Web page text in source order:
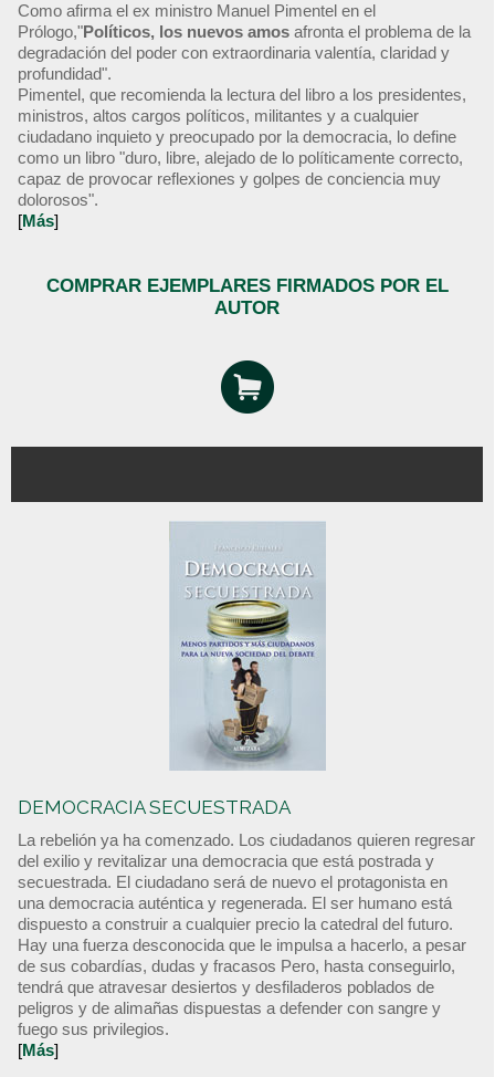
Como afirma el ex ministro Manuel Pimentel en el
Prólogo,"Políticos, los nuevos amos afronta el problema de la
degradación del poder con extraordinaria valentía, claridad y
profundidad".
Pimentel, que recomienda la lectura del libro a los presidentes,
ministros, altos cargos políticos, militantes y a cualquier
ciudadano inquieto y preocupado por la democracia, lo define
como un libro "duro, libre, alejado de lo políticamente correcto,
capaz de provocar reflexiones y golpes de conciencia muy
dolorosos".
[Más]
COMPRAR EJEMPLARES FIRMADOS POR EL
AUTOR
DEMOCRACIA SECUESTRADA
La rebelión ya ha comenzado. Los ciudadanos quieren regresar
del exilio y revitalizar una democracia que está postrada y
secuestrada. El ciudadano será de nuevo el protagonista en
una democracia auténtica y regenerada. El ser humano está
dispuesto a construir a cualquier precio la catedral del futuro.
Hay una fuerza desconocida que le impulsa a hacerlo, a pesar
de sus cobardías, dudas y fracasos Pero, hasta conseguirlo,
tendrá que atravesar desiertos y desfiladeros poblados de
peligros y de alimañas dispuestas a defender con sangre y
fuego sus privilegios.
[Más]